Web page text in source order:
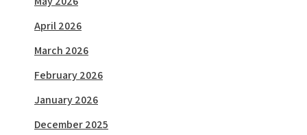
April 2026
March 2026
February 2026
January 2026
December 2025